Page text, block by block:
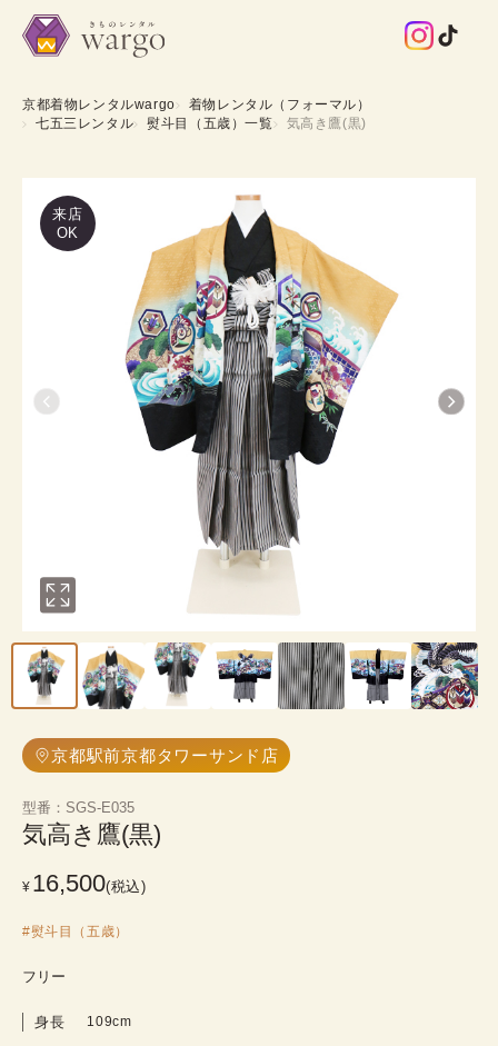
京都着物レンタルwargo
着物レンタル（フォーマル）
七五三レンタル
熨斗目（五歳）一覧 気高き鷹(黒)
来店
OK
京都駅前京都タワーサンド店
型番 ： SGS-E035
気高き鷹(黒)
¥ 16,500(税込)
#熨斗目（五歳）
フリー
身長 109cm